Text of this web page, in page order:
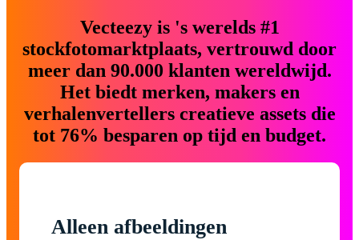
Vecteezy is 's werelds #1
stockfotomarktplaats, vertrouwd door
meer dan 90.000 klanten wereldwijd.
Het biedt merken, makers en
verhalenvertellers creatieve assets die
tot 76% besparen op tijd en budget.
Alleen afbeeldingen